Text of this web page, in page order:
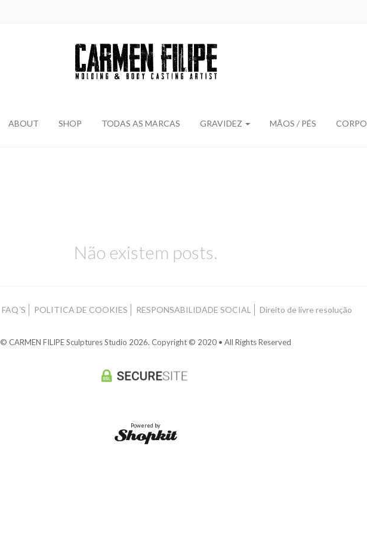
ABOUT SHOP TODAS AS MARCAS GRAVIDEZ MÃOS / PÉS CORPO
Não existem posts.
FAQ´S POLITICA DE COOKIES RESPONSABILIDADE SOCIAL Direito de livre resolução
© CARMEN FILIPE Sculptures Studio 2026. Copyright © 2020 • All Rights Reserved
Powered by